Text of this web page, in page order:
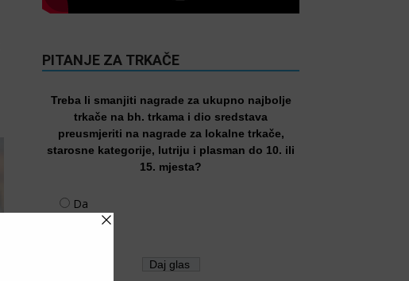
PITANJE ZA TRKAČE
Treba li smanjiti nagrade za ukupno najbolje
trkače na bh. trkama i dio sredstava
preusmjeriti na nagrade za lokalne trkače,
starosne kategorije, lutriju i plasman do 10. ili
15. mjesta?
Da